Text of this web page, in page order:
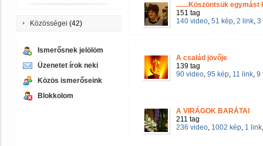
Közösségei (42)
Ismerősnek jelölöm
Üzenetet írok neki
Közös ismerőseink
Blokkolom
.......Köszöntsük egymást
151 tag
140 video, 51 kép, 2 link, 3
A család jövője
139 tag
90 video, 95 kép, 11 link, 9
A VIRÁGOK BARÁTAI
211 tag
236 video, 1002 kép, 1 link